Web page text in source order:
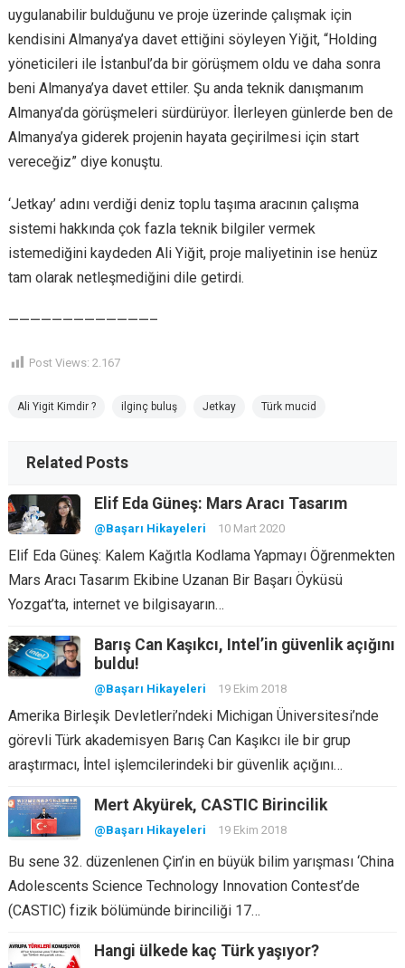
uygulanabilir bulduğunu ve proje üzerinde çalışmak için
kendisini Almanya’ya davet ettiğini söyleyen Yiğit, “Holding
yöneticileri ile İstanbul’da bir görüşmem oldu ve daha sonra
beni Almanya’ya davet ettiler. Şu anda teknik danışmanım
Almanya’da görüşmeleri sürdürüyor. İlerleyen günlerde ben de
Almanya’ya giderek projenin hayata geçirilmesi için start
vereceğiz” diye konuştu.
‘Jetkay’ adını verdiği deniz toplu taşıma aracının çalışma
sistemi hakkında çok fazla teknik bilgiler vermek
istemediğini kaydeden Ali Yiğit, proje maliyetinin ise henüz
tam olarak netleşmediğini dile getirdi.
—————————————–
Post Views: 2.167
Ali Yigit Kimdir ? ilginç buluş Jetkay Türk mucid
Related Posts
Elif Eda Güneş: Mars Aracı Tasarım
@Başarı Hikayeleri 10 Mart 2020
Elif Eda Güneş: Kalem Kağıtla Kodlama Yapmayı Öğrenmekten
Mars Aracı Tasarım Ekibine Uzanan Bir Başarı Öyküsü
Yozgat’ta, internet ve bilgisayarın…
Barış Can Kaşıkcı, Intel’in güvenlik açığını
buldu!
@Başarı Hikayeleri 19 Ekim 2018
Amerika Birleşik Devletleri’ndeki Michigan Üniversitesi’nde
görevli Türk akademisyen Barış Can Kaşıkcı ile bir grup
araştırmacı, İntel işlemcilerindeki bir güvenlik açığını…
Mert Akyürek, CASTIC Birincilik
@Başarı Hikayeleri 19 Ekim 2018
Bu sene 32. düzenlenen Çin’in en büyük bilim yarışması ‘China
Adolescents Science Technology Innovation Contest’de
(CASTIC) fizik bölümünde birinciliği 17…
Hangi ülkede kaç Türk yaşıyor?